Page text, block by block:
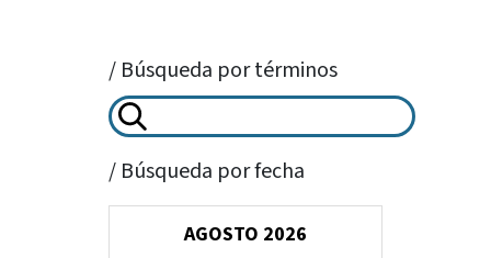
/ Búsqueda por términos
/ Búsqueda por fecha
AGOSTO 2026